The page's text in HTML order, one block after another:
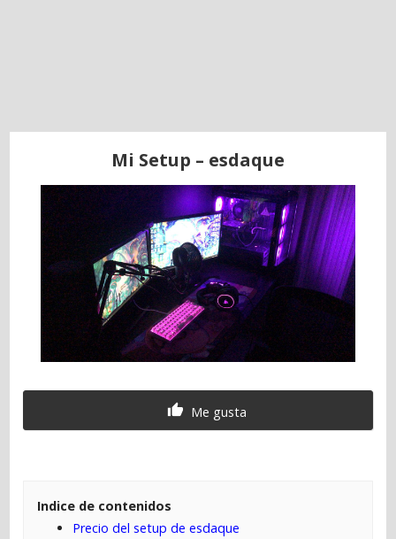
Mi Setup – esdaque
Me gusta
Indice de contenidos
Precio del setup de esdaque